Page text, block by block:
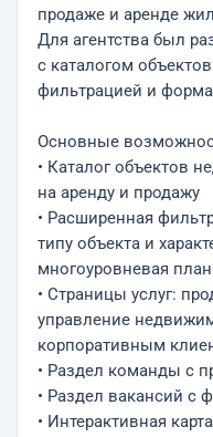
продаже и аренде
Для агентства был
с каталогом
фильтрацией и
Основные
• Каталог объектов
на аренду и продажу
• Расширенная
типу объекта и
многоуровневая
• Страницы услуг:
управление
корпоративным
• Раздел команды с
• Раздел вакансий с
• Интерактивная